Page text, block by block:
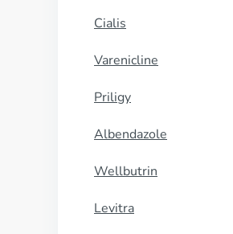
Cialis
Varenicline
Priligy
Albendazole
Wellbutrin
Levitra